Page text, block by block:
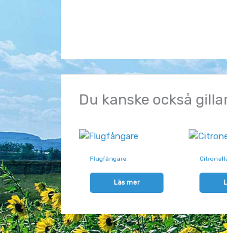
Du kanske också
Flugfångare
Läs mer